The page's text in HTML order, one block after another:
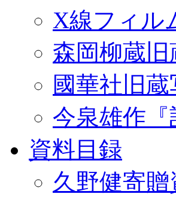
X線フィル
森岡柳蔵旧
國華社旧
今泉雄作『
資料目録
久野健寄贈